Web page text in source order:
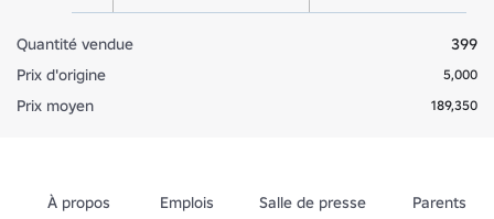
Quantité vendue
399
Prix d'origine
5,000
Prix moyen 189,350
À propos Emplois Salle de presse Parents